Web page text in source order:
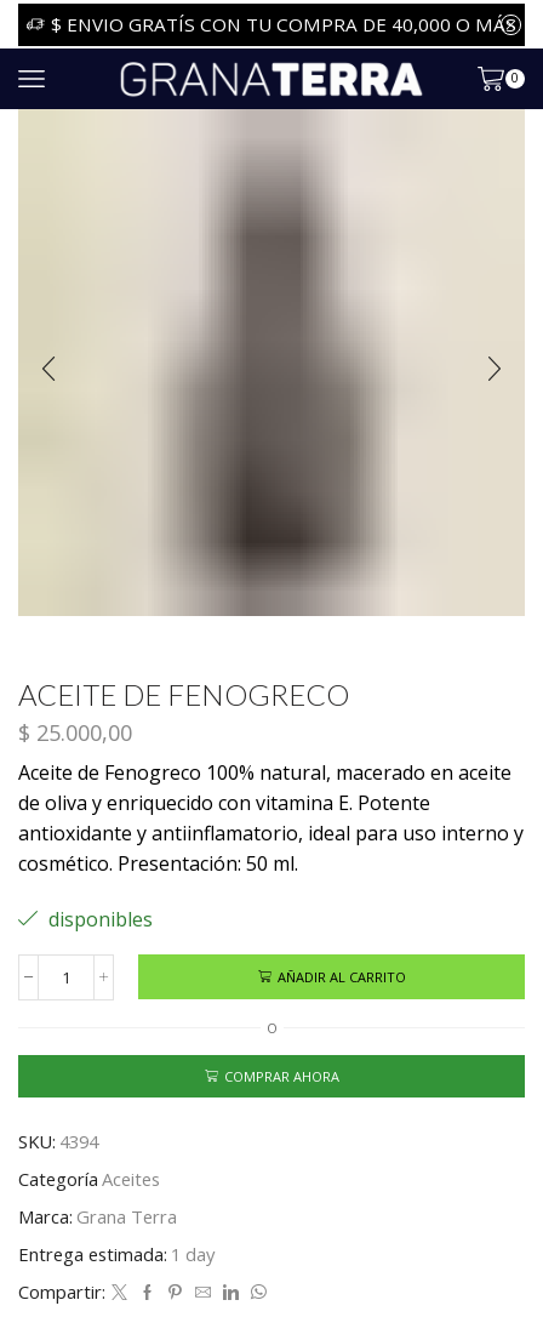
$ ENVIO GRATÍS CON TU COMPRA DE 40,000 O MÁS
0
ACEITE DE FENOGRECO
$ 25.000,00
Aceite de Fenogreco 100% natural, macerado en aceite
de oliva y enriquecido con vitamina E. Potente
antioxidante y antiinflamatorio, ideal para uso interno y
cosmético. Presentación: 50 ml.
disponibles
AÑADIR AL CARRITO
O
COMPRAR AHORA
SKU: 4394
Categoría Aceites
Marca: Grana Terra
Entrega estimada: 1 day
Compartir: